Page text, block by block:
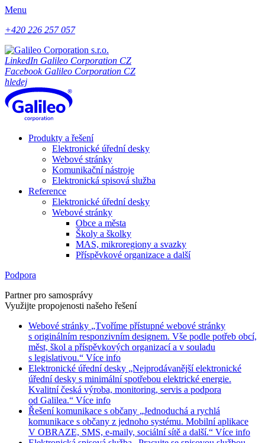
Menu
+420 226 257 057
LinkedIn Galileo Corporation CZ
Facebook Galileo Corporation CZ
hledej
Produkty a řešení
Elektronické úřední desky
Webové stránky
Komunikační nástroje
Elektronická spisová služba
Reference
Elektronické úřední desky
Webové stránky
Obce a města
Školy a školky
MAS, mikroregiony a svazky
Příspěvkové organizace a další
Podpora
Partner pro samosprávy
Využijte propojenosti našeho řešení
Webové stránky „Tvoříme přístupné webové stránky
s originálním responzivním designem. Vše podle potřeb obcí,
měst, škol a příspěvkových organizací a v souladu
s legislativou.“ Více info
Elektronické úřední desky „Nejprodávanější elektronické
úřední desky s minimální spotřebou elektrické energie.
Kvalitní česká výroba, monitoring, servis a podpora
od Galilea.“ Více info
Řešení komunikace s občany „Jednoduchá a rychlá
komunikace s občany z jednoho systému. Mobilní aplikace
V OBRAZE, SMS, e-maily, sociální sítě a další.“ Více info